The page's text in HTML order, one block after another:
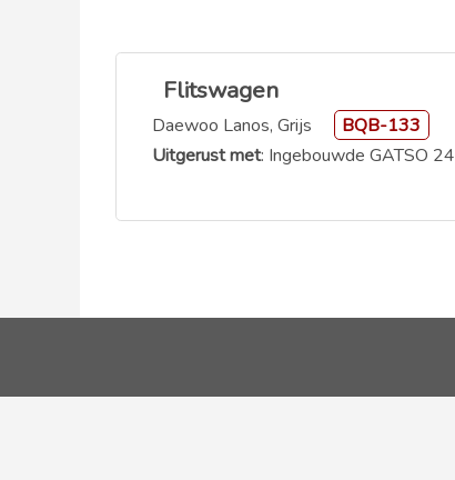
Flitswagen
Daewoo Lanos, Grijs
BQB-133
Uitgerust met: Ingebouwde GATSO 24